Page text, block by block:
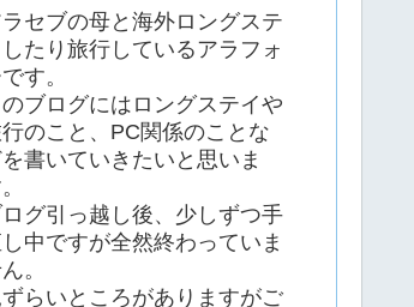
セブの母と海外ロングステ
したり旅行しているアラフォ
す。
のブログにはロングステイや
のこと、PC関係のことな
を書いていきたいと思いま
グ引っ越し後、少しずつ手
中ですが全然終わっていま
。
ずらいところがありますがご